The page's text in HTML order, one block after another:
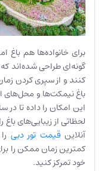
برای خانواده‌ها هم باغ
گونه‌ای طراحی شده‌اند
کنند و از سپری کردن
باغ نیمکت‌ها و محل‌های
این امکان را داده تا
لحظاتی از زیبایی‌های
آنلاین قیمت تور دبی
کمترین زمان ممکن را
خود تمرکز کنید.